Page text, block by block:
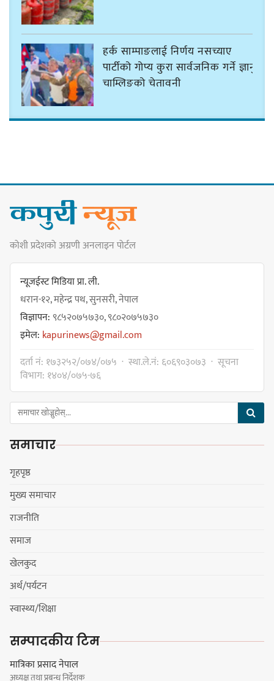
हर्क साम्पाङलाई निर्णय नसच्याए
पार्टीको गोप्य कुरा सार्वजनिक गर्ने ज्ञानु
चाम्लिङको चेतावनी
नयाँ सेउती पूल नजिक दुर्घटनाको
जोखिमको ट्राफिक सचेतना गराउँदै
सिलाम साक्मा
किराँती खम्बुका सन्तानहरू :
स्वपहिचानविहीन राई बन्ने कि
स्वपहिचानसहित 'राउटे !'
नेपाली काँग्रेस सभापति गगन थापालाई
सुनसरीका कार्यकर्ताको आग्रह
कोशी प्रदेशको अग्रणी अनलाइन पोर्टल
न्यूजईस्ट मिडिया प्रा. ली.
धरान-१२, महेन्द्र पथ, सुनसरी, नेपाल
विज्ञापन:९८५२०७५७३०, ९८०२०७५७३०
इमेल: kapurinews@gmail.com
दर्ता नं: १७३२५२/०७४/०७५ · स्था.ले.नं: ६०६९०३०७३ · सूचना
विभाग: १४०४/०७५-७६
समाचार
गृहपृष्ठ
मुख्य समाचार
राजनीति
समाज
खेलकुद
अर्थ/पर्यटन
स्वास्थ्य/शिक्षा
सम्पादकीय टिम
मात्रिका प्रसाद नेपाल
अध्यक्ष तथा प्रबन्ध निर्देशक